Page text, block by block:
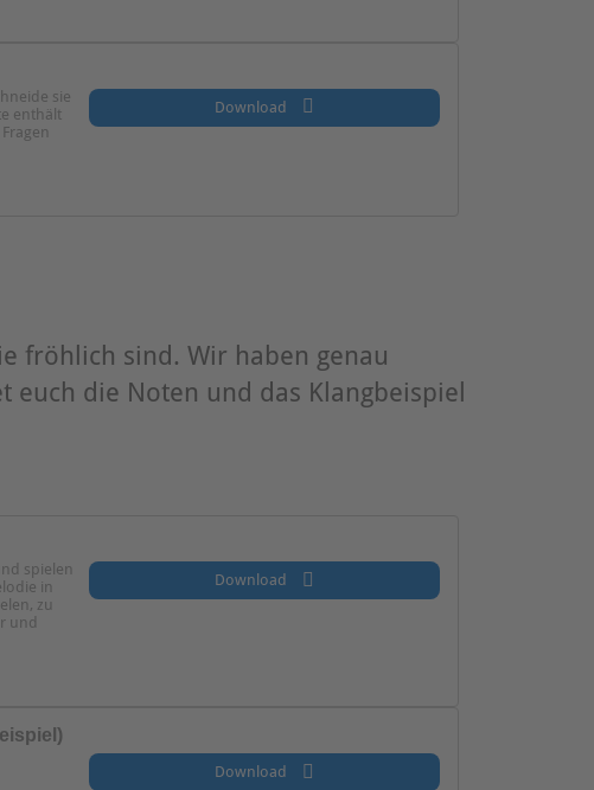
sie
enthält
Download
fröhlich sind. Wir haben genau
euch die Noten und das Klangbeispiel
spielen
in
zu
und
Download
Download